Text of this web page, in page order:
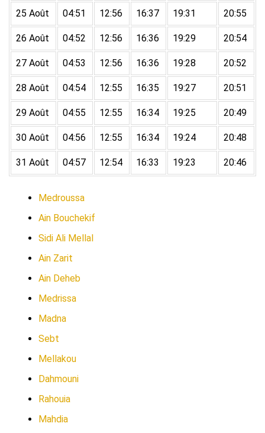
25 Août 04:51 12:56 16:37 19:31 20:55
26 Août 04:52 12:56 16:36 19:29 20:54
27 Août 04:53 12:56 16:36 19:28 20:52
28 Août 04:54 12:55 16:35 19:27 20:51
29 Août 04:55 12:55 16:34 19:25 20:49
30 Août 04:56 12:55 16:34 19:24 20:48
31 Août 04:57 12:54 16:33 19:23 20:46
Medroussa
Ain Bouchekif
Sidi Ali Mellal
Ain Zarit
Ain Deheb
Medrissa
Madna
Sebt
Mellakou
Dahmouni
Rahouia
Mahdia